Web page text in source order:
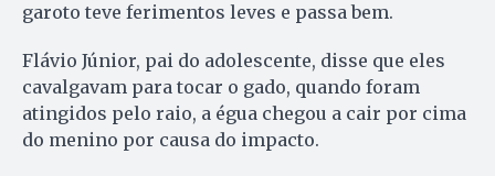
garoto teve ferimentos leves e passa bem.
Flávio Júnior, pai do adolescente, disse que eles
cavalgavam para tocar o gado, quando foram
atingidos pelo raio, a égua chegou a cair por cima
do menino por causa do impacto.